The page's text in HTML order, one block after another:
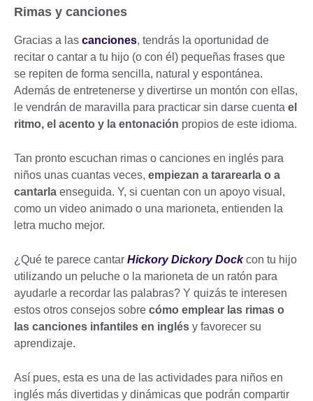
Rimas y canciones
Gracias a las canciones, tendrás la oportunidad de
recitar o cantar a tu hijo (o con él) pequeñas frases que
se repiten de forma sencilla, natural y espontánea.
Además de entretenerse y divertirse un montón con ellas,
le vendrán de maravilla para practicar sin darse cuenta el
ritmo, el acento y la entonación propios de este idioma.
Tan pronto escuchan rimas o canciones en inglés para
niños unas cuantas veces, empiezan a tararearla o a
cantarla enseguida. Y, si cuentan con un apoyo visual,
como un video animado o una marioneta, entienden la
letra mucho mejor.
¿Qué te parece cantar Hickory Dickory Dockcon tu hijo
utilizando un peluche o la marioneta de un ratón para
ayudarle a recordar las palabras? Y quizás te interesen
estos otros consejos sobre cómo emplear las rimas o
las canciones infantiles en inglés y favorecer su
aprendizaje.
Así pues, esta es una de las actividades para niños en
inglés más divertidas y dinámicas que podrán compartir